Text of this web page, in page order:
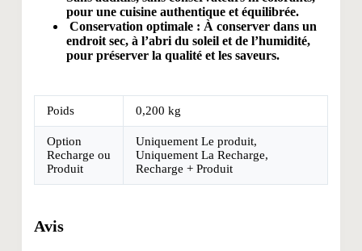
pour une cuisine authentique et équilibrée.
Conservation optimale : À conserver dans un
endroit sec, à l’abri du soleil et de l’humidité,
pour préserver la qualité et les saveurs.
Poids 0,200 kg
Option
Recharge ou
Produit
Uniquement Le produit,
Uniquement La Recharge,
Recharge + Produit
Avis